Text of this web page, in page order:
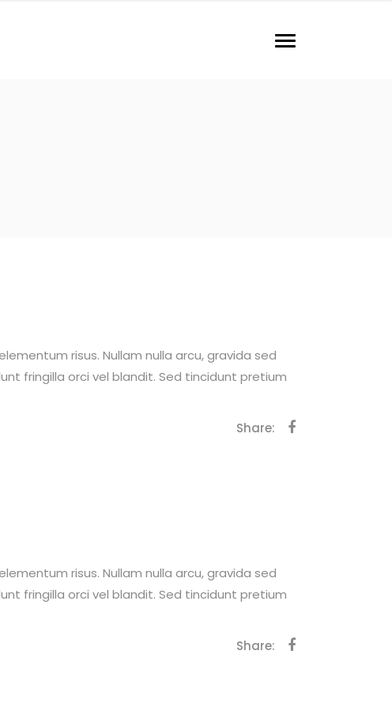
risus. Nullam nulla arcu, gravida sed
fringilla orci vel blandit. Sed tincidunt pretium
Share:
risus. Nullam nulla arcu, gravida sed
fringilla orci vel blandit. Sed tincidunt pretium
Share: